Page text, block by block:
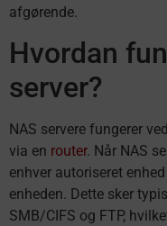
afgørende.
Hvordan
server?
NAS servere fungerer
via en router. Når NAS
enhver autoriseret
enheden. Dette sker
SMB/CIFS og FTP,